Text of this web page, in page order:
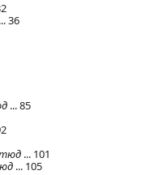
... 36
... 85
... 101
... 105